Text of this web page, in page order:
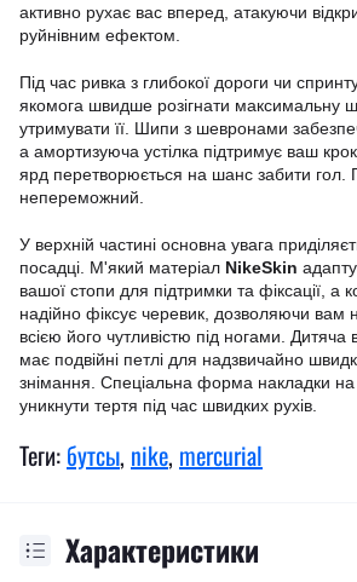
активно рухає вас вперед, атакуючи
руйнівним ефектом.
Під час ривка з глибокої дороги чи
якомога швидше розігнати максимальну
утримувати її. Шипи з шевронами
а амортизуюча устілка підтримує ваш
ярд перетворюється на шанс забити гол.
непереможний.
У верхній частині основна увага
посадці. М'який матеріал NikeSkin
вашої стопи для підтримки та фіксації, а
надійно фіксує черевик, дозволяючи вам
всією його чутливістю під ногами. Дитяча
має подвійні петлі для надзвичайно
знімання. Спеціальна форма накладки на
уникнути тертя під час швидких рухів.
Теги: бутсы, nike, mercurial
Характеристики